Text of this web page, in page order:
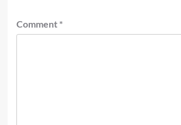
Comment *